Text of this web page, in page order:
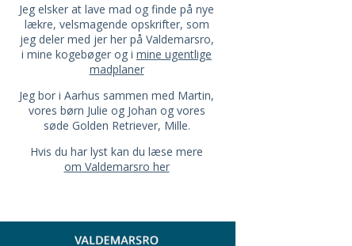
Jeg elsker at lave mad og finde på nye
lækre, velsmagende opskrifter, som
jeg deler med jer her på Valdemarsro,
i mine kogebøger og i mine ugentlige
madplaner
Jeg bor i Aarhus sammen med Martin,
vores børn Julie og Johan og vores
søde Golden Retriever, Mille.
Hvis du har lyst kan du læse mere
om Valdemarsro her